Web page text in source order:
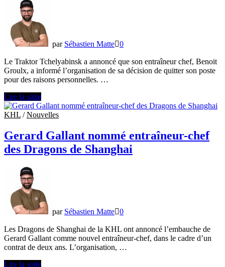
par Sébastien Matte 0
Le Traktor Tchelyabinsk a annoncé que son entraîneur chef, Benoit
Groulx, a informé l’organisation de sa décision de quitter son poste
pour des raisons personnelles. …
Benoit
Groulx
quitte
fonctions
à
la
Traktor
Tchelyabinsk
Lire la suite
KHL /Nouvelles
Gerard Gallant nommé entraîneur-chef
des Dragons de Shanghai
par Sébastien Matte 0
Les Dragons de Shanghai de la KHL ont annoncé l’embauche de
Gerard Gallant comme nouvel entraîneur-chef, dans le cadre d’un
contrat de deux ans. L’organisation, …
Gerard
Lire la suite